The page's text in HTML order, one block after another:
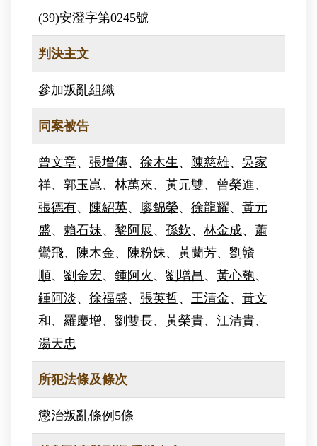
(39)安澄字第0245號
判決主文
參加叛亂組織
同案被告
曾文章、 張增傳、 徐木生 、 陳慈雄、 吳家
祥、 郭玉崑、 林萬來、 黃元雙、 曾榮進 、
張德有、 陳紹英、 廖錦榮、 徐龍耀、 黃元
盛、 賴石妹、 黎阿展、 孫欽、 林金成、 蕭
鸞飛、 陳木金、 陳粉妹、 黃蘭芳、 劉贛
順、 劉金宏、 鍾阿火 、 劉增昌 、 黃心匏、
鍾阿淡、 徐福盛、 張英哲、 王清金、 黃文
和 、 羅慶增、 劉雙長、 黃榮貴、 江清貴、
湯天忠
所犯法條及條次
懲治叛亂條例5條